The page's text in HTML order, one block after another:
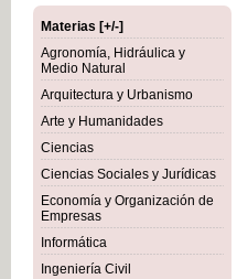
Materias [+/-]
Agronomía, Hidráulica y
Medio Natural
Arquitectura y Urbanismo
Arte y Humanidades
Ciencias
Ciencias Sociales y Jurídicas
Economía y Organización de
Empresas
Informática
Ingeniería Civil